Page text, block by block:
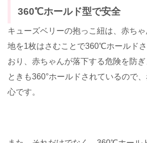
360℃ホールド型で安全
キューズベリーの抱っこ紐は、赤ち
地を1枚はさむことで360℃ホールド
おり、赤ちゃんが落下する危険を防
ときも360°ホールドされているので
心です。